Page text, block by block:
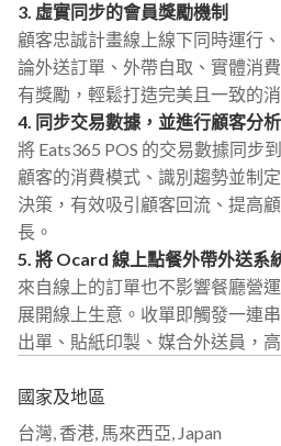
國家及地區
台灣, 香港, 馬來西亞, Japan
3. 虛實同步的會員獎勵機制
顧客忠誠計畫線上線下同時運行
論外送訂單、外帶自取、實體消
有獎勵，輕鬆打造完美且一致的
4. 同步交易數據，並進行顧客分
將 Eats365 POS 的交易數據同步
顧客的消費模式、識別趨勢並制
決策，有效吸引顧客回流、提高
長。
5. 將 Ocard 線上點餐外帶外送系
來自線上的訂單也不影響餐廳營
展開線上生意。收單即觸發一連
出單、貼紙印製、媒合外送員，